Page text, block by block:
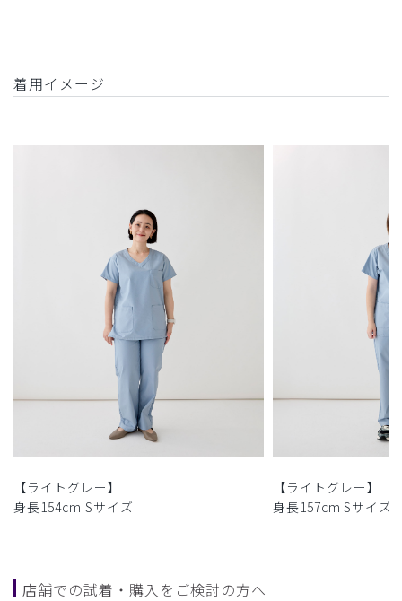
着用イメージ
【ライトグレー】
身長154cm Sサイズ
【ライトグレー】
身長157cm Sサイズ
店舗での試着・購入をご検討の方へ